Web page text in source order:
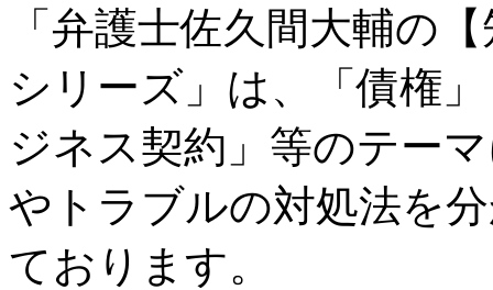
「弁護士佐久間大輔の
シリーズ」は、「債権
ジネス契約」等のテー
やトラブルの対処法を
ております。